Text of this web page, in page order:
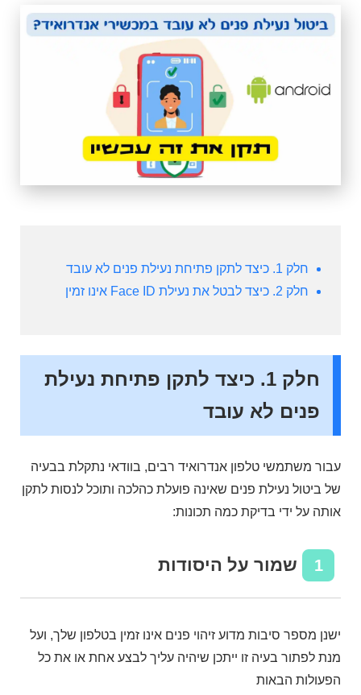
חלק 1. כיצד לתקן פתיחת נעילת פנים לא עובד
חלק 2. כיצד לבטל את נעילת Face ID אינו זמין
חלק 1. כיצד לתקן פתיחת נעילת
פנים לא עובד
עבור משתמשי טלפון אנדרואיד רבים, בוודאי נתקלת בבעיה
של ביטול נעילת פנים שאינה פועלת כהלכה ותוכל לנסות לתקן
אותה על ידי בדיקת כמה תכונות:
1 שמור על היסודות
ישנן מספר סיבות מדוע זיהוי פנים אינו זמין בטלפון שלך, ועל
מנת לפתור בעיה זו ייתכן שיהיה עליך לבצע אחת או את כל
הפעולות הבאות